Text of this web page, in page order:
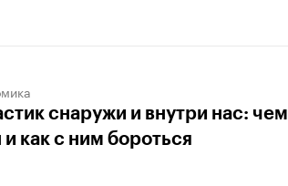
снаружи и внутри нас: чем
как с ним бороться